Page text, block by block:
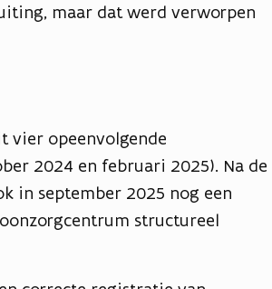
maar dat werd verworpen
vier opeenvolgende
2024 en februari 2025). Na de
in september 2025 nog een
structureel